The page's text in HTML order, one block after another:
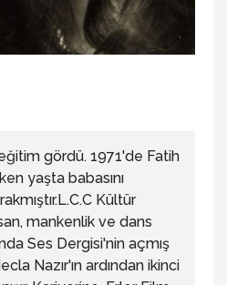
gördü. 1971'de Fatih
yaşta babasını
Kültür
mankenlik ve dans
Ses Dergisi'nin açmış
Nazır'ın ardından ikinci